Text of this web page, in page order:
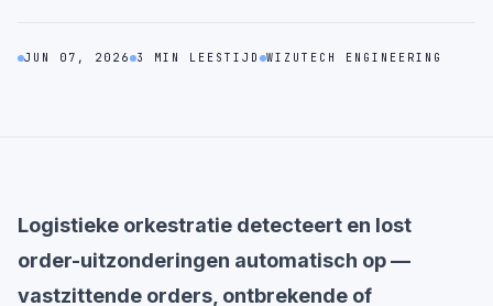
JUN 07, 2026 3 MIN LEESTIJD WIZUTECH ENGINEERING
Logistieke orkestratie detecteert en lost
order-uitzonderingen automatisch op —
vastzittende orders, ontbrekende of